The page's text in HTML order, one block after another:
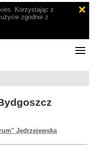
Korzystając z
zgodnie z
Jędrzejewska